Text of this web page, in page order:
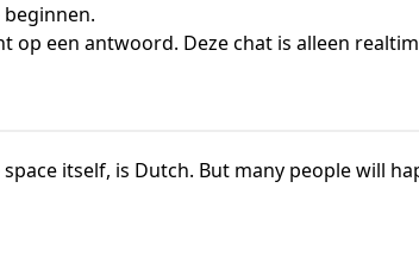
op een antwoord. Deze chat is alleen
itself, is Dutch. But many people will